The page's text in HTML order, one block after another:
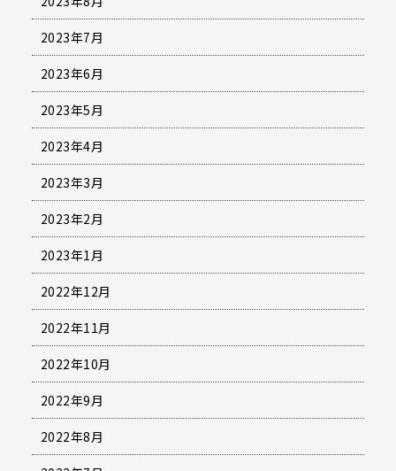
2023年7月
2023年6月
2023年5月
2023年4月
2023年3月
2023年2月
2023年1月
2022年12月
2022年11月
2022年10月
2022年9月
2022年8月